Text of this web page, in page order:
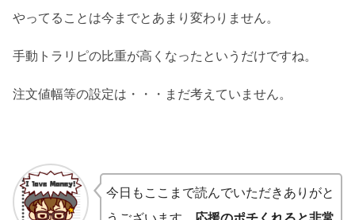
やってることは今までとあまり変わりません。
手動トラリピの比重が高くなったというだけですね。
注文値幅等の設定は・・・まだ考えていません。
今日もここまで読んでいただきありがと